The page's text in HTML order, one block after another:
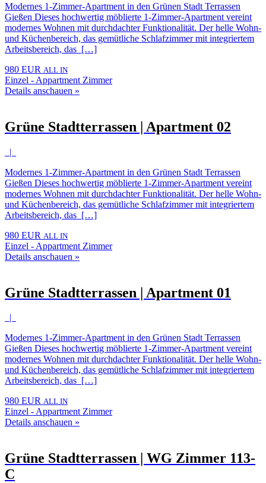
Modernes 1-Zimmer-Apartment in den Grünen Stadt Terrassen
Gießen Dieses hochwertig möblierte 1-Zimmer-Apartment vereint
modernes Wohnen mit durchdachter Funktionalität. Der helle Wohn-
und Küchenbereich, das gemütliche Schlafzimmer mit integriertem
Arbeitsbereich, das […]
980 EUR ALL IN
Einzel - Appartment Zimmer
Details anschauen »
Grüne Stadtterrassen | Apartment 02
|
Modernes 1-Zimmer-Apartment in den Grünen Stadt Terrassen
Gießen Dieses hochwertig möblierte 1-Zimmer-Apartment vereint
modernes Wohnen mit durchdachter Funktionalität. Der helle Wohn-
und Küchenbereich, das gemütliche Schlafzimmer mit integriertem
Arbeitsbereich, das […]
980 EUR ALL IN
Einzel - Appartment Zimmer
Details anschauen »
Grüne Stadtterrassen | Apartment 01
|
Modernes 1-Zimmer-Apartment in den Grünen Stadt Terrassen
Gießen Dieses hochwertig möblierte 1-Zimmer-Apartment vereint
modernes Wohnen mit durchdachter Funktionalität. Der helle Wohn-
und Küchenbereich, das gemütliche Schlafzimmer mit integriertem
Arbeitsbereich, das […]
980 EUR ALL IN
Einzel - Appartment Zimmer
Details anschauen »
Grüne Stadtterrassen | WG Zimmer 113-
C